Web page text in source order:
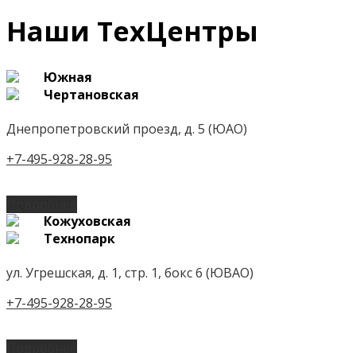
Наши ТехЦентры
Южная
Чертановская
Днепропетровский проезд, д. 5 (ЮАО)
+7-495-928-28-95
Кожуховская
Технопарк
ул. Угрешская, д. 1, стр. 1, бокс 6 (ЮВАО)
+7-495-928-28-95